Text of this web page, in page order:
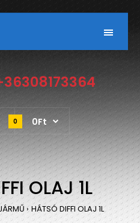
0 0Ft
OLAJ 1L
HÁTSÓ DIFFI OLAJ 1L